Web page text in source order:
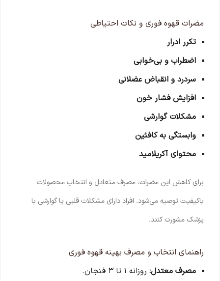
مضرات قهوه فوری و نکات احتیاطی
تکرر ادرار
اضطراب و بی‌خوابی
سردرد و انقباض عضلانی
افزایش فشار خون
مشکلات گوارشی
وابستگی به کافئین
محتوای آکریلامید
برای کاهش این مضرات، مصرف متعادل و انتخاب محصولات
باکیفیت توصیه می‌شود. افراد دارای مشکلات قلبی یا گوارشی با
پزشک مشورت کنند.
راهنمای انتخاب و مصرف بهینه قهوه فوری
مصرف معتدل: روزانه ۱ تا ۳ فنجان.